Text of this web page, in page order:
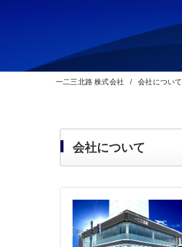
一二三北路 株式会社 会社について
会社について